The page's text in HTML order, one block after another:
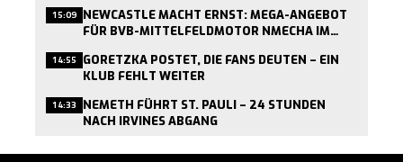
15:09 NEWCASTLE MACHT ERNST: MEGA-ANGEBOT
FÜR BVB-MITTELFELDMOTOR NMECHA IM
14:55 GORETZKA POSTET, DIE FANS DEUTEN – EIN
KLUB FEHLT WEITER
14:33 NEMETH FÜHRT ST. PAULI – 24 STUNDEN
NACH IRVINES ABGANG